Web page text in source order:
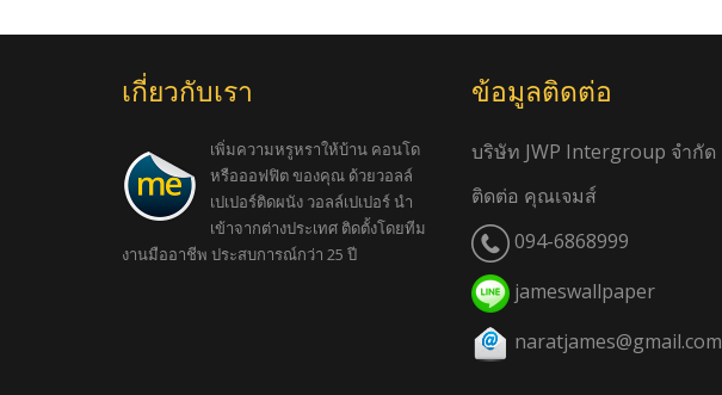
เกี่ยวกับเรา
เพิ่มความหรูหราให้บ้าน คอนโด
หรือออฟฟิต ของคุณ ด้วยวอลล์
เปเปอร์ติดผนัง วอลล์เปเปอร์ นำ
เข้าจากต่างประเทศ ติดตั้งโดยทีม
งานมืออาชีพ ประสบการณ์กว่า 25 ปี
ข้อมูลติดต่อ
บริษัท JWP Intergroup จำกัด
ติดต่อ คุณเจมส์
094-6868999
jameswallpaper
naratjames@gmail.com